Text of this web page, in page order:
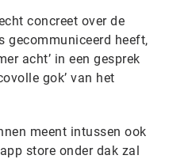
concreet over de
gecommuniceerd heeft,
acht’ in een gesprek
gok’ van het
meent intussen ook
store onder dak zal